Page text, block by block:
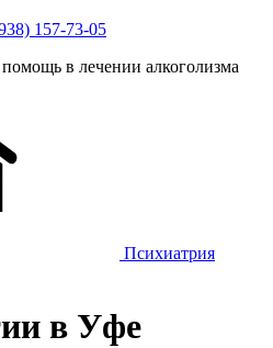
157-73-05
помощь в лечении алкоголизма
Психиатрия
в Уфе